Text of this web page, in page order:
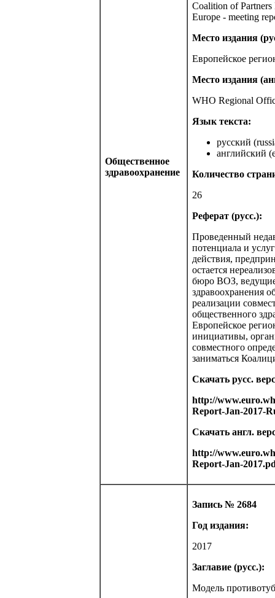
Общественное
здравоохранение
Coalition of
Europe - meeting
Место издания
Европейское
Место издания
WHO Regional
Язык текста:
русский
английский
Количество
26
Реферат (русс.):
Проведенный
потенциала и
действия,
остается
бюро ВОЗ, ведущие
здравоохранения
реализации
общественного
Европейское
инициативы,
совместного
заниматься
Скачать русс.
http://
Report-Jan-2017-
Скачать англ.
http://
Report-Jan-
Запись № 2684
Год издания:
2017
Заглавие (русс.):
Модель